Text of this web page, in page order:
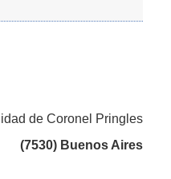
de Coronel Pringles
(7530) Buenos Aires